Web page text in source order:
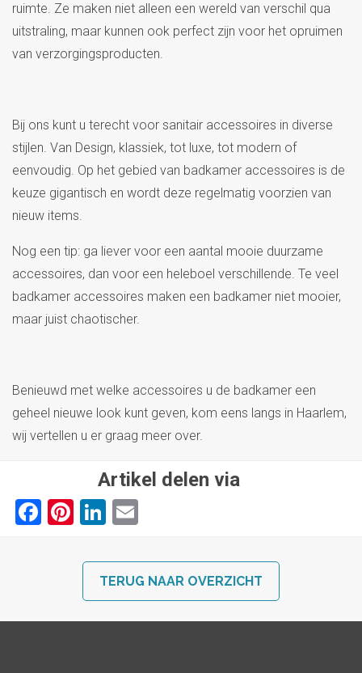
ruimte. Ze maken niet alleen een wereld van verschil qua
uitstraling, maar kunnen ook perfect zijn voor het opruimen
van verzorgingsproducten.
Bij ons kunt u terecht voor sanitair accessoires in diverse
stijlen. Van Design, klassiek, tot luxe, tot modern of
eenvoudig. Op het gebied van badkamer accessoires is de
keuze gigantisch en wordt deze regelmatig voorzien van
nieuw items.
Nog een tip: ga liever voor een aantal mooie duurzame
accessoires, dan voor een heleboel verschillende. Te veel
badkamer accessoires maken een badkamer niet mooier,
maar juist chaotischer.
Benieuwd met welke accessoires u de badkamer een
geheel nieuwe look kunt geven, kom eens langs in Haarlem,
wij vertellen u er graag meer over.
Artikel delen via
Facebook
Pinterest
LinkedIn
TERUG NAAR OVERZICHT